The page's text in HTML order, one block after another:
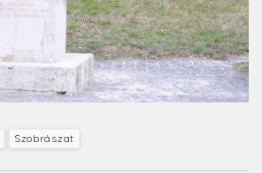
Szobrászat